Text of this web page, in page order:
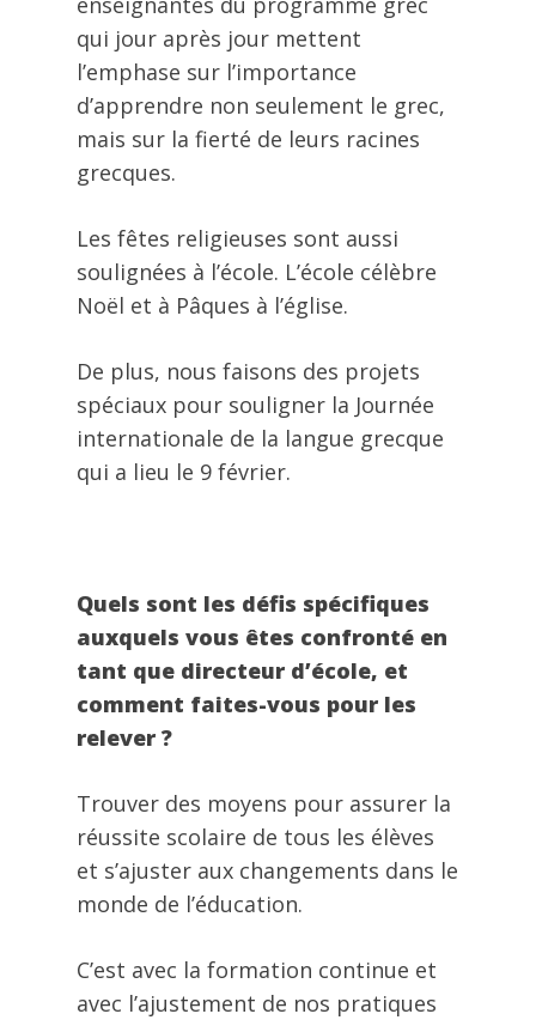
qui jour après jour mettent
l’emphase sur l’importance
d’apprendre non seulement le grec,
mais sur la fierté de leurs racines
grecques.
Les fêtes religieuses sont aussi
soulignées à l’école. L’école célèbre
Noël et à Pâques à l’église.
De plus, nous faisons des projets
spéciaux pour souligner la Journée
internationale de la langue grecque
qui a lieu le 9 février.
Quels sont les défis spécifiques
auxquels vous êtes confronté en
tant que directeur d’école, et
comment faites-vous pour les
relever ?
Trouver des moyens pour assurer la
réussite scolaire de tous les élèves
et s’ajuster aux changements dans le
monde de l’éducation.
C’est avec la formation continue et
avec l’ajustement de nos pratiques